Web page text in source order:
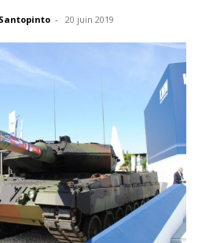
- 20 juin 2019